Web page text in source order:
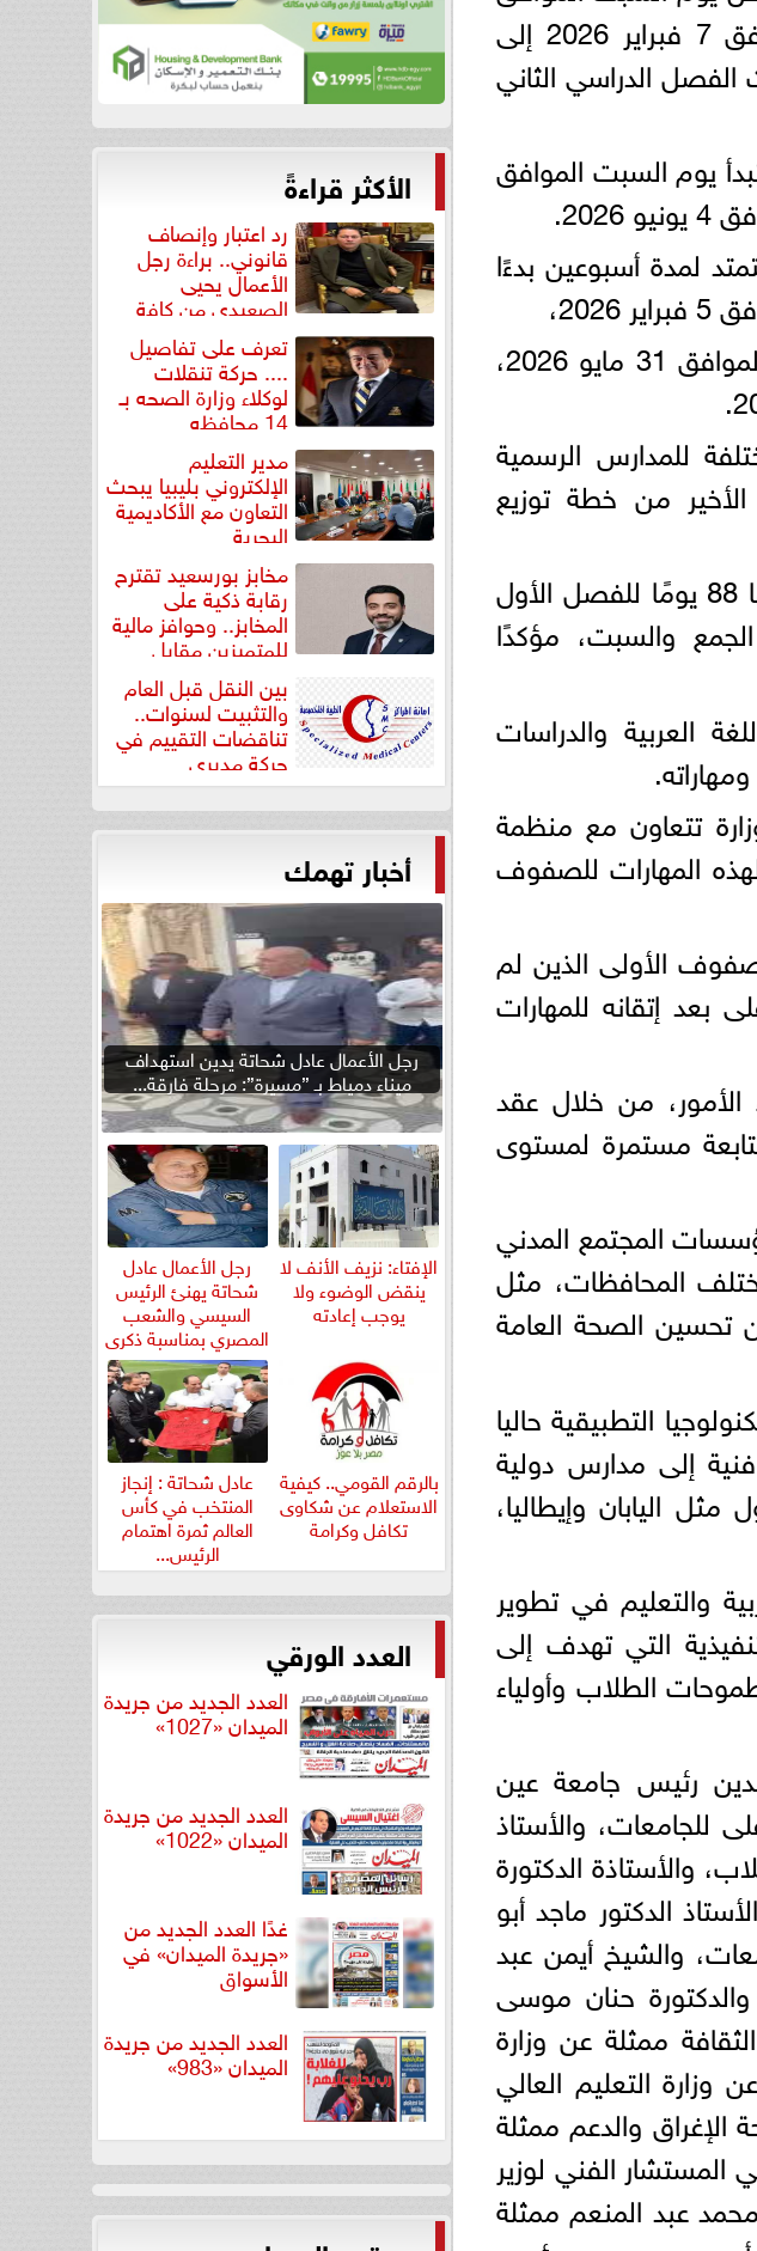
10 يناير 2026، ويبدأ الفصل الدراسي الثاني يوم السبت الموافق 7 فبراير 2026 إلى
امتحانات الفصل الدراسي الثاني
يوم السبت الموافق
لمدة أسبوعين بدءًا
أما بالنسبة لامتحانات الدبلومات الفنية فيبدأ التجهيز لها الأحد الموافق 31 مايو 2026،
للمدارس الرسمية
من خطة توزيع
وأشار الوزير إلى أن عدد أيام الدراسة الفعلية يبلغ 172 يومًا، منها 88 يومًا للفصل الأول
الجمع والسبت، مؤكدًا
العربية والدراسات
تتعاون مع منظمة
المهارات للصفوف
الأولى الذين لم
بعد إتقانه للمهارات
الأمور، من خلال عقد
مستمرة لمستوى
المجتمع المدني
المحافظات، مثل
تحسين الصحة العامة
التطبيقية حاليا
الوزارة تسعى لتحويل 1270 مدرسة فنية إلى مدارس دولية
اليابان وإيطاليا،
والتعليم في تطوير
التي تهدف إلى
الطلاب وأولياء
رئيس جامعة عين
والأستاذ
والأستاذة الدكتورة
الدكتور ماجد أبو
والشيخ أيمن عبد
حنان موسى
ممثلة عن وزارة
وزارة التعليم العالي
الإغراق والدعم ممثلة
المستشار الفني لوزير
محمد عبد المنعم ممثلة
الأكثر قراءةً
رد اعتبار وإنصاف
قانوني.. براءة رجل
الأعمال يحيى
الصعيدي من كافة
التهم... تعرف على تفاصيل
.... حركة تنقلات
لوكلاء وزارة الصحه بـ
14 محافظه
مدير التعليم
الإلكتروني بليبيا يبحث
التعاون مع الأكاديمية
البحرية
مخابز بورسعيد تقترح
رقابة ذكية على
المخابز.. وحوافز مالية
للمتميزين مقابل
بين النقل قبل العام
والتثبيت لسنوات..
تناقضات التقييم في
حركة مديري
”مستشفيات...
أخبار تهمك
رجل الأعمال عادل شحاتة يدين استهداف
ميناء دمياط بـ ”مسيرة”: مرحلة فارقة...
الإفتاء: نزيف الأنف لا
ينقض الوضوء ولا
يوجب إعادته
رجل الأعمال عادل
شحاتة يهنئ الرئيس
السيسي والشعب
المصري بمناسبة ذكرى
ثورة...
بالرقم القومي.. كيفية
الاستعلام عن شكاوى
تكافل وكرامة
عادل شحاتة : إنجاز
المنتخب في كأس
العالم ثمرة اهتمام
الرئيس...
العدد الورقي
العدد الجديد من جريدة
الميدان «1027»
العدد الجديد من جريدة
الميدان «1022»
غدًا العدد الجديد من
«جريدة الميدان» في
الأسواق
العدد الجديد من جريدة
الميدان «983»